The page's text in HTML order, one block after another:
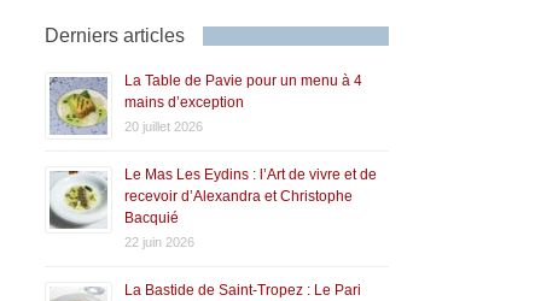
Derniers articles
La Table de Pavie pour un menu à 4
mains d’exception
20 juillet 2026
Le Mas Les Eydins : l’Art de vivre et de
recevoir d’Alexandra et Christophe
Bacquié
22 juin 2026
La Bastide de Saint-Tropez : Le Pari